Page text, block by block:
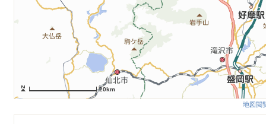
20km
地図閲